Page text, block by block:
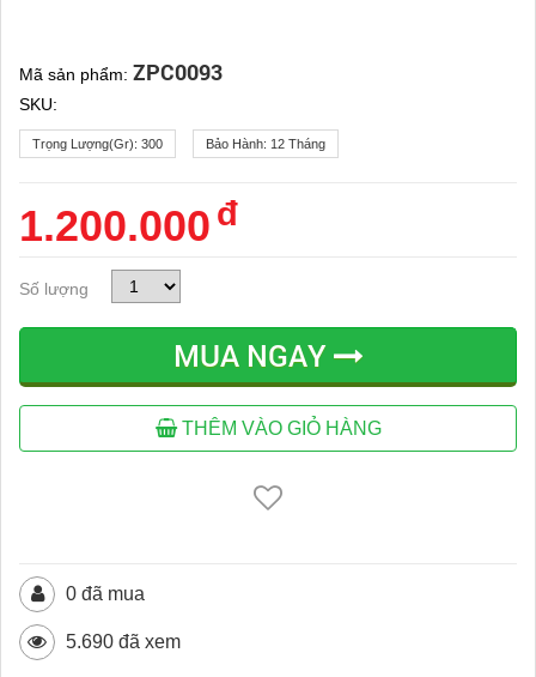
Mã sản phẩm: ZPC0093
SKU:
Trọng Lượng(gr): 300 Bảo Hành: 12 Tháng
1.200.000 đ
Số lượng
MUA NGAY
THÊM VÀO GIỎ HÀNG
0 đã mua
5.690 đã xem